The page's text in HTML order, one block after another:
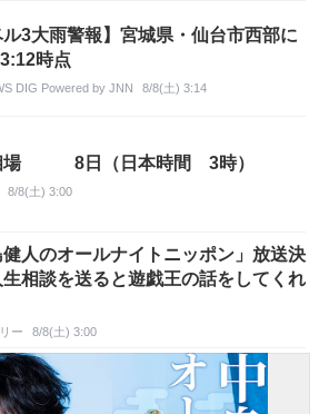
ル3大雨警報】宮城県・仙台市西部に
時点
DIG Powered by JNN 8/8(土) 3:14
場 8日（日本時間 3時）
8/8(土) 3:00
健人のオールナイトニッポン」放送決
生相談を送ると遊戯王の話をしてくれ
ー 8/8(土) 3:00